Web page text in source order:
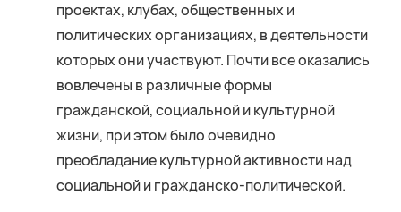
проектах, клубах, общественных и
политических организациях, в деятельности
которых они участвуют. Почти все оказались
вовлечены в различные формы
гражданской, социальной и культурной
жизни, при этом было очевидно
преобладание культурной активности над
социальной и гражданско-политической.